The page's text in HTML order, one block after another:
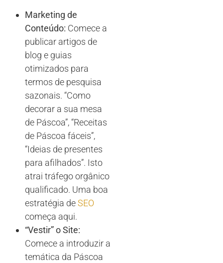
Marketing de
Conteúdo: Comece a
publicar artigos de
blog e guias
otimizados para
termos de pesquisa
sazonais. “Como
decorar a sua mesa
de Páscoa”, “Receitas
de Páscoa fáceis”,
“Ideias de presentes
para afilhados”. Isto
atrai tráfego orgânico
qualificado. Uma boa
estratégia deSEO
começa aqui.
“Vestir” o Site:
Comece a introduzir a
temática da Páscoa